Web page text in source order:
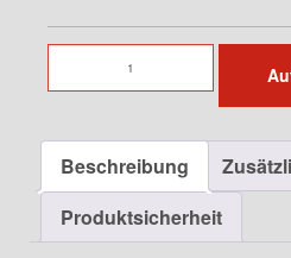
Rechts
Rammschutz
Menge
Beschreibung
Produktsicherheit